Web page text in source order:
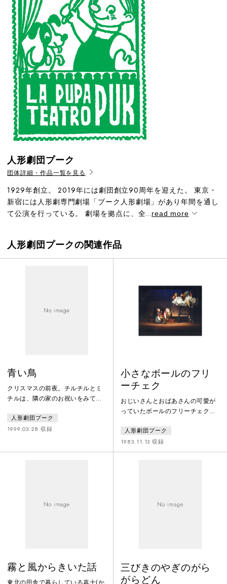
人形劇団プーク
団体詳細・作品一覧を見る
1929年創立。 2019年には劇団創立90周年を迎えた。 東京・
新宿には人形劇専門劇場「プーク人形劇場」があり年間を通し
て公演を行っている。 劇場を拠点に、全...read more
人形劇団プークの関連作品
青い鳥
クリスマスの前夜。チルチルとミ
チルは、隣の家のお祝いをみてい
で忙しくいっしょにお祝いができ
ないのです。チルチルは悲しくて
てしまった。探しに行くんだ！」
チルチルとミチルは、青い鳥を探
人形劇団プーク
1999.03.28 収録
小さなボールのフリ
ーチェク
おじいさんとおばあさんの可愛が
っていたボールのフリーチェク
れた。２人は手廻しオルガンと太
鼓を打ちならし凧のムラークに立
ち向かうのですが…。
人形劇団プーク
1983.11.13 収録
霧と風からきいた話
三びきのやぎのがら
がらどん